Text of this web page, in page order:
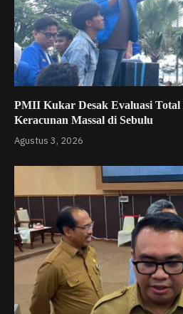
PMII Kukar Desak Evaluasi Total
Keracunan Massal di Sebulu
Agustus 3, 2026